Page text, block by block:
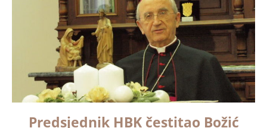
Predsjednik HBK čestitao Božić